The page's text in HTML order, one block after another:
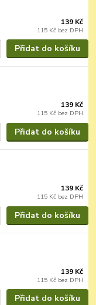
139 Kč
115 Kč bez DPH
Přidat do košíku
139 Kč
115 Kč bez DPH
Přidat do košíku
139 Kč
115 Kč bez DPH
Přidat do košíku
139 Kč
115 Kč bez DPH
Přidat do košíku